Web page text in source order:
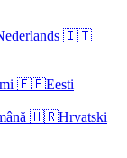
🇮🇹
🇪🇪Eesti
🇭🇷Hrvatski